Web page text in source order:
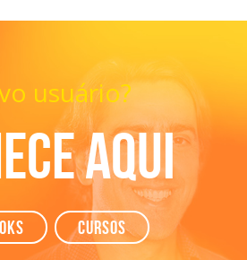
usuário?
aqui
Cursos